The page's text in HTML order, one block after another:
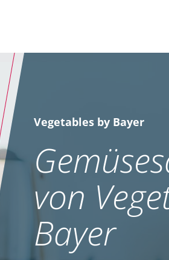
Vegetables by Bayer
von
Bayer